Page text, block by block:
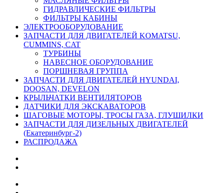
ГИДРАВЛИЧЕСКИЕ ФИЛЬТРЫ
ФИЛЬТРЫ КАБИНЫ
ЭЛЕКТРООБОРУДОВАНИЕ
ЗАПЧАСТИ ДЛЯ ДВИГАТЕЛЕЙ KOMATSU,
CUMMINS, CAT
ТУРБИНЫ
НАВЕСНОЕ ОБОРУДОВАНИЕ
ПОРШНЕВАЯ ГРУППА
ЗАПЧАСТИ ДЛЯ ДВИГАТЕЛЕЙ HYUNDAI,
DOOSAN, DEVELON
КРЫЛЬЧАТКИ ВЕНТИЛЯТОРОВ
ДАТЧИКИ ДЛЯ ЭКСКАВАТОРОВ
ШАГОВЫЕ МОТОРЫ, ТРОСЫ ГАЗА, ГЛУШИЛКИ
ЗАПЧАСТИ ДЛЯ ДИЗЕЛЬНЫХ ДВИГАТЕЛЕЙ
(Екатеринбург-2)
РАСПРОДАЖА